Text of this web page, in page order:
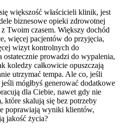
większość właścicieli klinik, jest
biznesowe opieki zdrowotnej
Twoim czasem. Większy dochód
więcej pacjentów do przyjęcia,
wizyt kontrolnych do
ostatecznie prowadzi do wypalenia,
koledzy całkowicie opuszczają
utrzymać tempa. Ale co, jeśli
jeśli mógłbyś generować dodatkowe
dla Ciebie, nawet gdy nie
które skalują się bez potrzeby
poprawiają wyniki klientów,
jakość życia?